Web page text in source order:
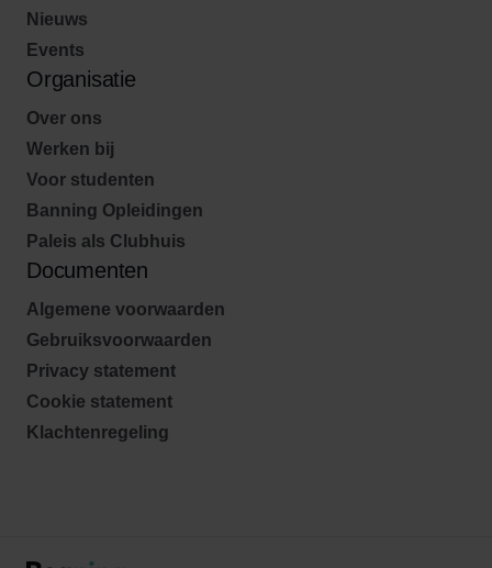
Nieuws
Events
Organisatie
Over ons
Werken bij
Voor studenten
Banning Opleidingen
Paleis als Clubhuis
Documenten
Algemene voorwaarden
Gebruiksvoorwaarden
Privacy statement
Cookie statement
Klachtenregeling